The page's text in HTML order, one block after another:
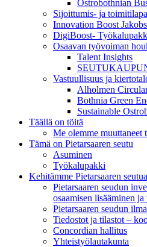
Ostrobothnian
Sijoittumis- ja
Innovation Boost
DigiBoost-
Osaavan työvoiman
Talent Insights
Vastuullisuus ja
Alholmen
Bothnia Green
Sustainable
Täällä on töitä
Me olemme muuttaneet
Tämä on Pietarsaaren seutu
Asuminen
Työkalupakki
Kehitämme Pietarsaaren seutua
Pietarsaaren seudun
osaamisen lisääminen
Pietarsaaren seudun
Tiedostot ja tilastot –
Concordian hallitus
Yhteistyölautakunta